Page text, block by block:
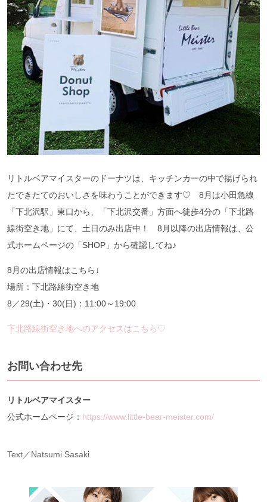
リトルベアマイスターのドーナツは、キッチンカーの中で揚げられ
たできたてのおいしさを味わうことができます♡ 8月は小田急線
「下北沢駅」東口から、「下北沢交番」方面へ徒歩4分の「下北路
線街空き地」にて、土日のみ出店中！ 8月以降の出店情報は、公
式ホームページの「SHOP」から確認してね♪
8月の出店情報はこちら↓
場所：下北路線街空き地
8／29(土)・30(日)：11:00～19:00
下北路線街空き地へのアクセスはこちら♡
お問い合わせ先
リトルベアマイスター
公式ホームページ： https://www.little-bear-meister.com/
Text／Natsumi Sasaki